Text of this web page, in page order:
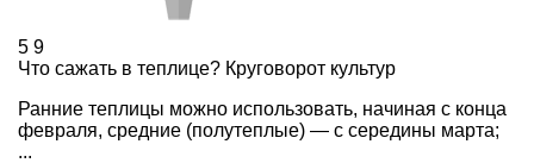
5 9
Что сажать в теплице? Круговорот культур
Ранние теплицы можно использовать, начиная с конца
февраля, средние (полутеплые) — с середины марта;
...